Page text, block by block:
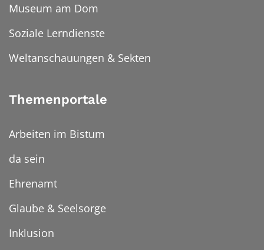
Museum am Dom
Soziale Lerndienste
Weltanschauungen & Sekten
Themenportale
Arbeiten im Bistum
da sein
Ehrenamt
Glaube & Seelsorge
Inklusion